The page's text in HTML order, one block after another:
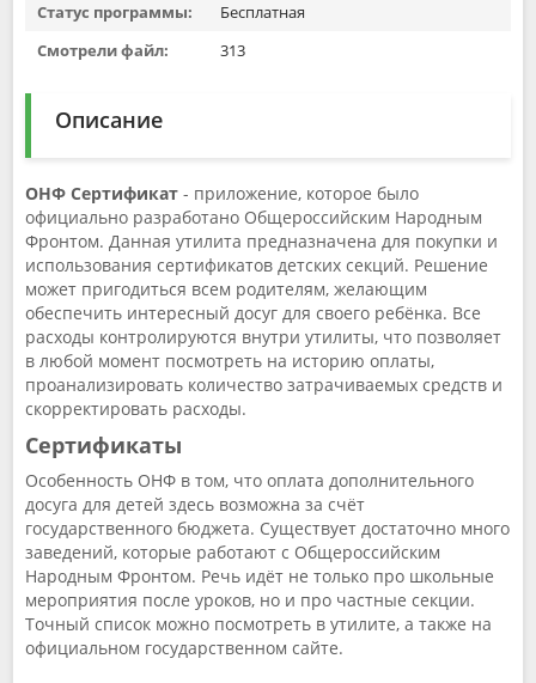
Статус программы:
Бесплатная
Смотрели файл:
313
Описание
ОНФ Сертификат - приложение, которое было
официально разработано Общероссийским Народным
Фронтом. Данная утилита предназначена для покупки и
использования сертификатов детских секций. Решение
может пригодиться всем родителям, желающим
обеспечить интересный досуг для своего ребёнка. Все
расходы контролируются внутри утилиты, что позволяет
в любой момент посмотреть на историю оплаты,
проанализировать количество затрачиваемых средств и
скорректировать расходы.
Сертификаты
Особенность ОНФ в том, что оплата дополнительного
досуга для детей здесь возможна за счёт
государственного бюджета. Существует достаточно много
заведений, которые работают с Общероссийским
Народным Фронтом. Речь идёт не только про школьные
мероприятия после уроков, но и про частные секции.
Точный список можно посмотреть в утилите, а также на
официальном государственном сайте.